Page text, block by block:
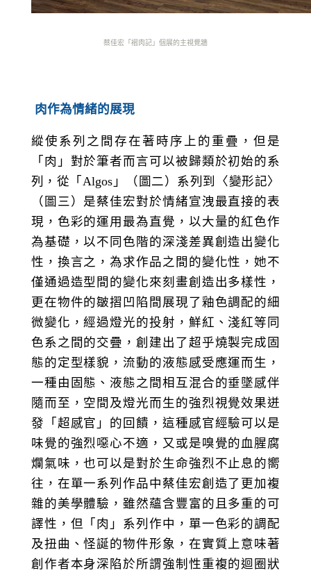
蔡佳宏「褶肉記」個展的主視覺牆
肉作為情緒的展現
縱使系列之間存在著時序上的重疊，但是
「肉」對於筆者而言可以被歸類於初始的系
列，從「Algos 」（圖二）系列到〈變形記〉
（圖三）是蔡佳宏對於情緒宣洩最直接的表
現，色彩的運用最為直覺，以大量的紅色作
為基礎，以不同色階的深淺差異創造出變化
性，換言之，為求作品之間的變化性，她不
僅通過造型間的變化來刻畫創造出多樣性，
更在物件的皺摺凹陷間展現了釉色調配的細
微變化，經過燈光的投射，鮮紅、淺紅等同
色系之間的交疊，創建出了超乎燒製完成固
態的定型樣貌，流動的液態感受應運而生，
一種由固態、液態之間相互混合的垂墜感伴
隨而至，空間及燈光而生的強烈視覺效果迸
發「超感官」的回饋，這種感官經驗可以是
味覺的強烈噁心不適，又或是嗅覺的血腥腐
爛氣味，也可以是對於生命強烈不止息的嚮
往，在單一系列作品中蔡佳宏創造了更加複
雜的美學體驗，雖然蘊含豐富的且多重的可
譯性，但「肉」系列作中，單一色彩的調配
及扭曲、怪誕的物件形象，在實質上意味著
創作者本身深陷於所謂強制性重複的迴圈狀